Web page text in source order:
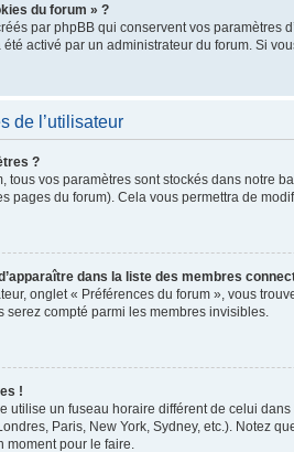
du forum » ?
par phpBB qui conservent vos
activé par un administrateur du forum. Si
de l’utilisateur
?
tous vos paramètres sont stockés dans notre
pages du forum). Cela vous permettra de
dans la liste des membres
onglet « Préférences du forum », vous
serez compté parmi les membres invisibles.
!
utilise un fuseau horaire différent de celui
Paris, New York, Sydney, etc.). Notez
moment pour le faire.